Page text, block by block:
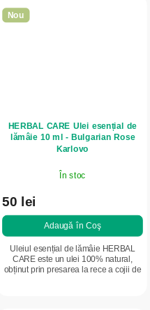
Nou
HERBAL CARE Ulei esențial de
lămâie 10 ml - Bulgarian Rose
Karlovo
În stoc
50 lei
Adaugă în Coş
Uleiul esențial de lămâie HERBAL
CARE este un ulei 100% natural,
obținut prin presarea la rece a cojii de